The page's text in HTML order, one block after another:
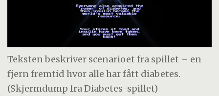
Teksten beskriver scenarioet fra spillet – en
fjern fremtid hvor alle har fått diabetes.
(Skjermdump fra Diabetes-spillet)